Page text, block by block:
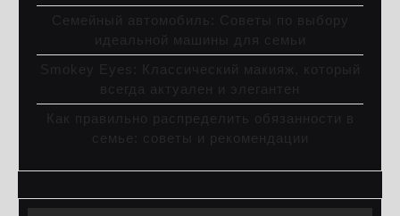
Семейный автомобиль: Советы по выбору
идеальной машины для семьи
Smokey Eyes: Классический макияж, который
всегда актуален и элегантен
Как правильно распределить обязанности в
семье: советы и рекомендации